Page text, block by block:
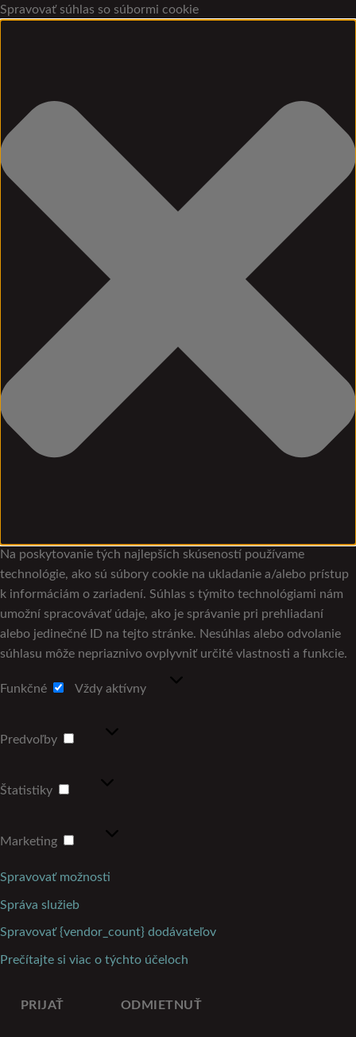
Spravovať súhlas so súbormi cookie
Na poskytovanie tých najlepších skúseností používame
technológie, ako sú súbory cookie na ukladanie a/alebo prístup
k informáciám o zariadení. Súhlas s týmito technológiami nám
umožní spracovávať údaje, ako je správanie pri prehliadaní
alebo jedinečné ID na tejto stránke. Nesúhlas alebo odvolanie
súhlasu môže nepriaznivo ovplyvniť určité vlastnosti a funkcie.
Funkčné Vždy aktívny
Predvoľby
Štatistiky
Marketing
Spravovať možnosti
Správa služieb
Spravovať {vendor_count} dodávateľov
Prečítajte si viac o týchto účeloch
PRIJAŤ ODMIETNUŤ